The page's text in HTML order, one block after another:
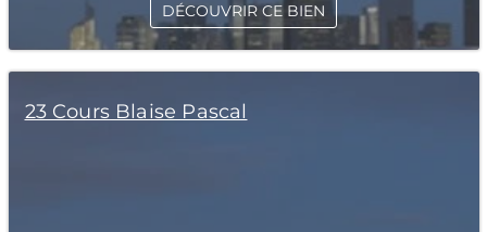
DÉCOUVRIR CE BIEN
23 Cours Blaise Pascal